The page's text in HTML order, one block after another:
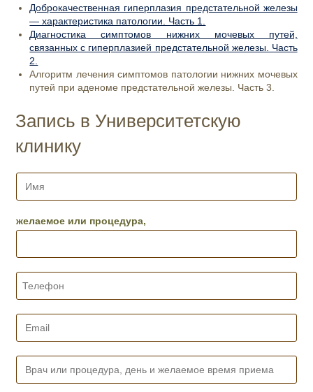
Доброкачественная гиперплазия предстательной железы
— характеристика патологии. Часть 1‌.
Диагностика симптомов нижних мочевых путей,
связанных с гиперплазией предстательной железы. Часть
2.
Алгоритм лечения симптомов патологии нижних мочевых
путей при аденоме предстательной железы. Часть 3.
Запись в Университетскую
клинику
И
*желаемое или процедура,
Т
е
о
н
E
i
*
В